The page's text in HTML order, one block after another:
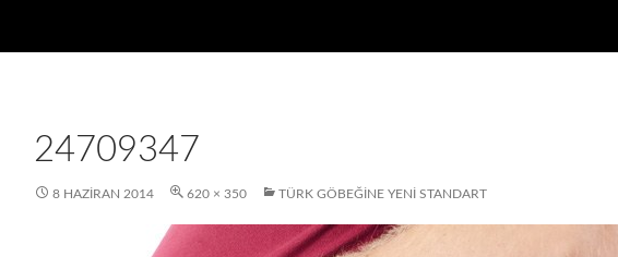
24709347
8 HAZIRAN 2014 620 × 350 TÜRK GÖBEĞINE YENI STANDART